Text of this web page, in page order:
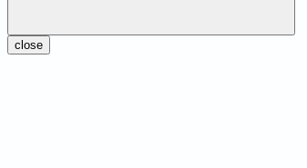
close